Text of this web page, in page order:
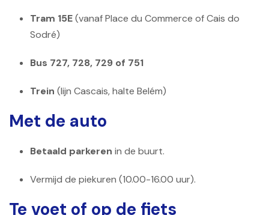
Tram 15E(vanaf Place du Commerce of Cais do
Sodré)
Bus 727, 728, 729 of 751
Trein (lijn Cascais, halte Belém)
Met de auto
Betaald parkeren in de buurt.
Vermijd de piekuren (10.00-16.00 uur).
Te voet of op de fiets